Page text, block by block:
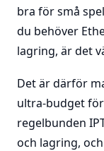
bra för små
du behöver
lagring, är det
Det är därför
ultra-budget
regelbunden
och lagring,